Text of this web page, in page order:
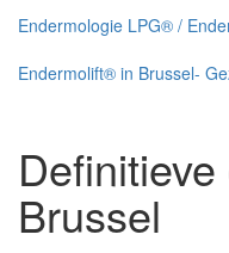
Endermologie LPG® /
Endermolift® in Brussel-
Brussel